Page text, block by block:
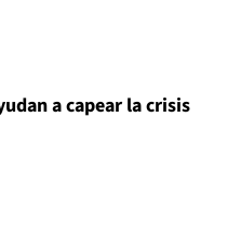
a capear la crisis